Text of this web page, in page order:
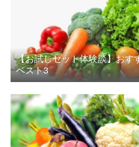
【お試しセット体験談】おす
ベスト3